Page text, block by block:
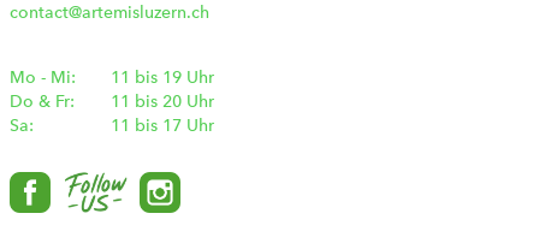
contact@artemisluzern.ch
Mo - Mi:
11 bis 19 Uhr
Do & Fr:
11 bis 20 Uhr
Sa:
11 bis 17 Uhr